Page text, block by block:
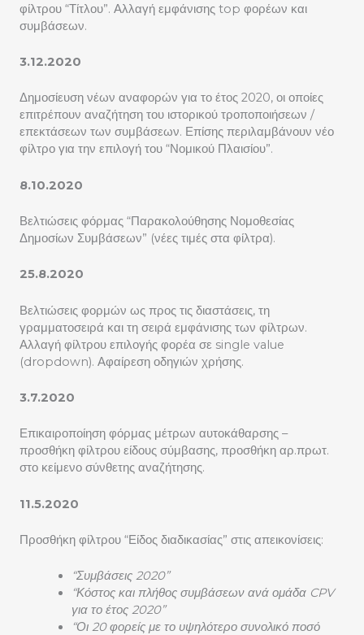
φίλτρου “Τίτλου”. Αλλαγή εμφάνισης top φορέων και
συμβάσεων.
3.12.2020
Δημοσίευση νέων αναφορών για το έτος 2020, οι οποίες
επιτρέπουν αναζήτηση του ιστορικού τροποποιήσεων /
επεκτάσεων των συμβάσεων. Επίσης περιλαμβάνουν νέο
φίλτρο για την επιλογή του “Νομικού Πλαισίου”.
8.10.2020
Βελτιώσεις φόρμας “Παρακολούθησης Νομοθεσίας
Δημοσίων Συμβάσεων” (νέες τιμές στα φίλτρα).
25.8.2020
Βελτιώσεις φορμών ως προς τις διαστάσεις, τη
γραμματοσειρά και τη σειρά εμφάνισης των φίλτρων.
Αλλαγή φίλτρου επιλογής φορέα σε single value
(dropdown). Αφαίρεση οδηγιών χρήσης.
3.7.2020
Επικαιροποίηση φόρμας μέτρων αυτοκάθαρσης –
προσθήκη φίλτρου είδους σύμβασης, προσθήκη αρ.πρωτ.
στο κείμενο σύνθετης αναζήτησης.
11.5.2020
Προσθήκη φίλτρου “Είδος διαδικασίας” στις απεικονίσεις:
“Συμβάσεις 2020”
“Κόστος και πλήθος συμβάσεων ανά ομάδα CPV
για το έτος 2020”
“Οι 20 φορείς με το υψηλότερο συνολικό ποσό